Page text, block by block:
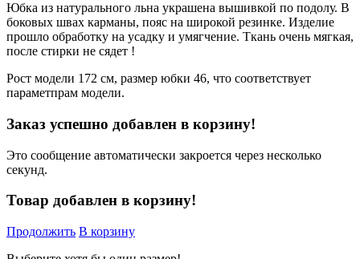
Юбка из натурального льна украшена вышивкой по подолу. В
боковых швах карманы, пояс на широкой резинке. Изделие
прошло обработку на усадку и умягчение. Ткань очень мягкая,
после стирки не сядет !
Рост модели 172 см, размер юбки 46, что соответствует
параметпрам модели.
Заказ успешно добавлен в корзину!
Это сообщение автоматически закроется через несколько
секунд.
Товар добавлен в корзину!
Продолжить В корзину